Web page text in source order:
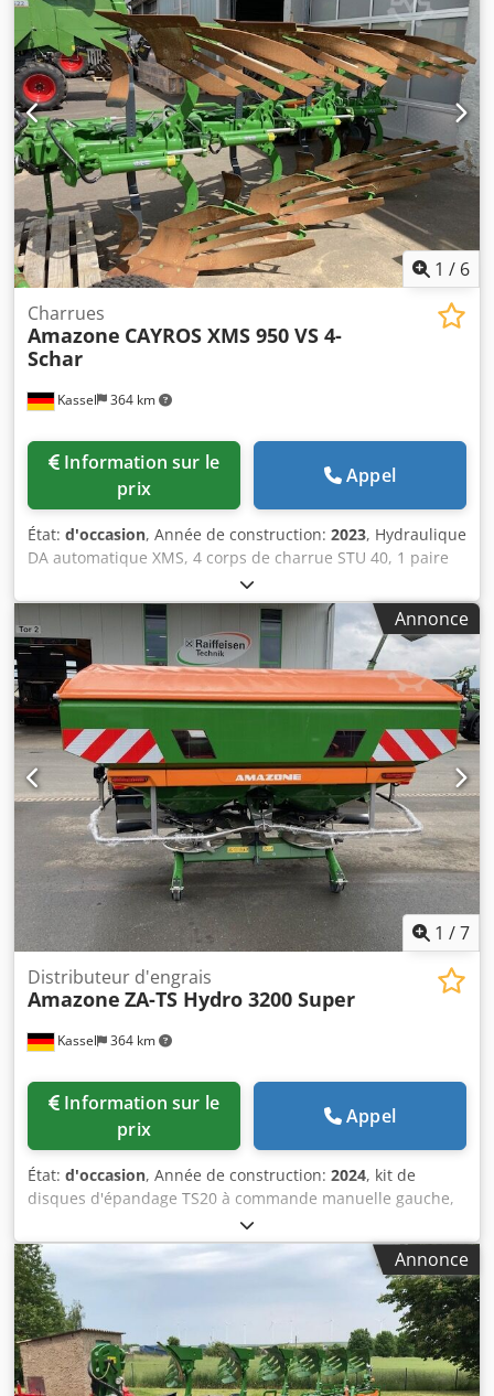
déflecteur de saletés S / éclairage LED Dcedpfx Aet Dwh
Reidjk
1 / 6
Kassel 364 km
Charrues
Amazone CAYROS XMS 950 VS 4-
Schar
prix
Appel
État: d'occasion, Année de construction: 2023, Hydraulique
DA automatique XMS, 4 corps de charrue STU 40, 1 paire
de 4 socs 430 HD, 1 paire de protège-corps, 1 paire de 4
avant-labours M0 RH65-85, coutre circulaire DM 500 à
déblocage hydraulique des pierres, pendulaire lourd, roue
de jauge DM 680. Dodpfxstvf Rwe Aidsck
Annonce
1 /7
Kassel 364 km
Distributeur d'engrais
Amazone ZA-TS Hydro 3200 Super
prix
Appel
État: d'occasion, Année de construction: 2024, kit de
disques d'épandage TS20 à commande manuelle gauche,
kit de disques d'épandage TS20 / droite, entraînement
hydraulique gauche avec AutoTS et FlowControl ProfiSPro,
entraînement hydraulique / droite avec AutoTS et
FlowControl ProfiSPro, disque principal gauche avec
AutoTS / disque principal droite Dedpfx Aistrdzwedock
Annonce